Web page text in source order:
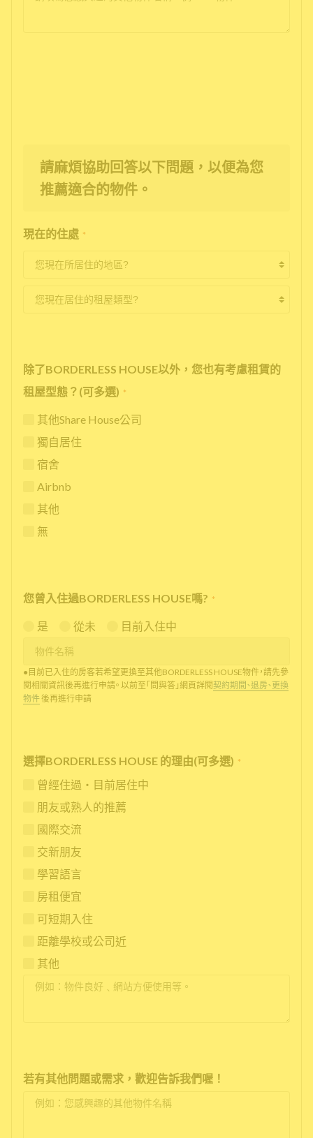
請麻煩協助回答以下問題，以便為您
推薦適合的物件。
現在的住處 *
除了BORDERLESS HOUSE以外，您也有考慮租賃的
租屋型態？(可多選) *
其他Share House公司
獨自居住
宿舍
Airbnb
其他
無
您曾入住過BORDERLESS HOUSE嗎? *
是 從未 目前入住中
●目前已入住的房客若希望更換至其他BORDERLESS HOUSE物件，請先參
閱相關資訊後再進行申請。 以前至「問與答」網頁詳閱 契約期間、退房、更換
物件後再進行申請
選擇BORDERLESS HOUSE 的理由(可多選) *
曾經住過・目前居住中
朋友或熟人的推薦
國際交流
交新朋友
學習語言
房租便宜
可短期入住
距離學校或公司近
其他
若有其他問題或需求，歡迎告訴我們喔！